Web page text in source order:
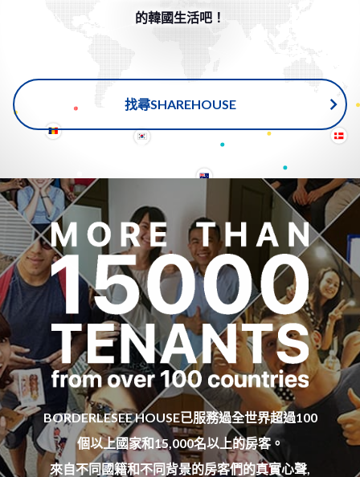
的韓國生活吧！
找尋SHAREHOUSE
BORDERLESEE HOUSE已服務過全世界超過100
個以上國家和15,000名以上的房客。
來自不同國籍和不同背景的房客們的真實心聲,